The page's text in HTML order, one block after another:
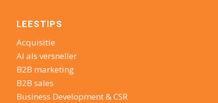
LEESTIPS
Acquisitie
AI als versneller
B2B marketing
B2B sales
Business Development & CSR